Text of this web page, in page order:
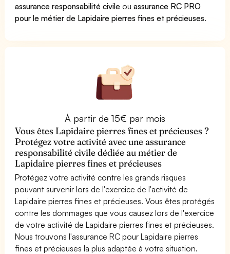
assurance responsabilité civile ouassurance RC PRO
pour le métier de Lapidaire pierres fines et précieuses.
À partir de 15€ par mois
Vous êtes Lapidaire pierres fines et précieuses ?
Protégez votre activité avec une assurance
responsabilité civile dédiée au métier de
Lapidaire pierres fines et précieuses
Protégez votre activité contre les grands risques
pouvant survenir lors de l'exercice de l'activité de
Lapidaire pierres fines et précieuses. Vous êtes protégés
contre les dommages que vous causez lors de l'exercice
de votre activité de Lapidaire pierres fines et précieuses.
Nous trouvons l'assurance RC pour Lapidaire pierres
fines et précieuses la plus adaptée à votre situation.